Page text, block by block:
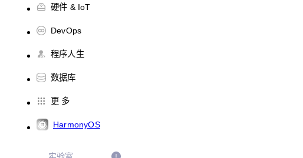
硬件 & IoT
DevOps
程序人生
数据库
更 多
HarmonyOS